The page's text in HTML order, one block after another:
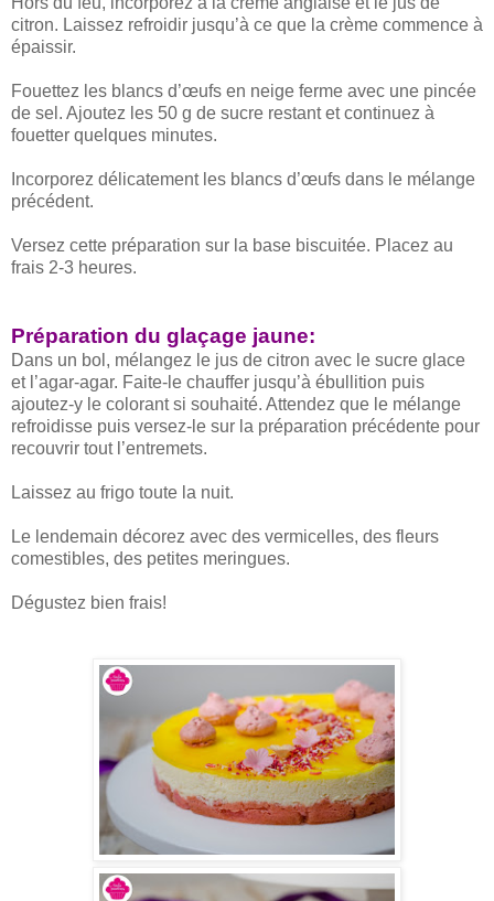
citron. Laissez refroidir jusqu’à ce que la crème commence à
épaissir.
Fouettez les blancs d’œufs en neige ferme avec une pincée
de sel. Ajoutez les 50 g de sucre restant et continuez à
fouetter quelques minutes.
Incorporez délicatement les blancs d’œufs dans le mélange
précédent.
Versez cette préparation sur la base biscuitée. Placez au
frais 2-3 heures.
Préparation du glaçage jaune:
Dans un bol, mélangez le jus de citron avec le sucre glace
et l’agar-agar. Faite-le chauffer jusqu’à ébullition puis
ajoutez-y le colorant si souhaité. Attendez que le mélange
refroidisse puis versez-le sur la préparation précédente pour
recouvrir tout l’entremets.
Laissez au frigo toute la nuit.
Le lendemain décorez avec des vermicelles, des fleurs
comestibles, des petites meringues.
Dégustez bien frais!